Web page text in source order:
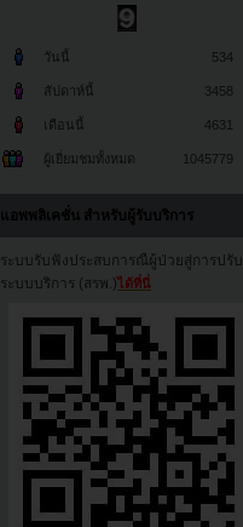
วันนี้ 534
สัปดาห์นี้ 3458
เดือนนี้ 4631
ผู้เยี่ยมชมทั้งหมด 1045779
แอพพลิเคชั่น สำหรับผู้รับบริการ
ระบบรับฟังประสบการณืผู้ป่วยสู่การปรับ
ระบบบริการ (สรพ.)ได้ที่นี่